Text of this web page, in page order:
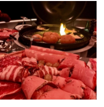
AGRANDIR